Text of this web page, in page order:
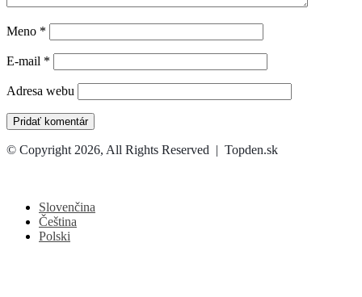
Meno *
E-mail *
Adresa webu
© Copyright 2026, All Rights Reserved | Topden.sk
button
Slovenčina
Čeština
Polski